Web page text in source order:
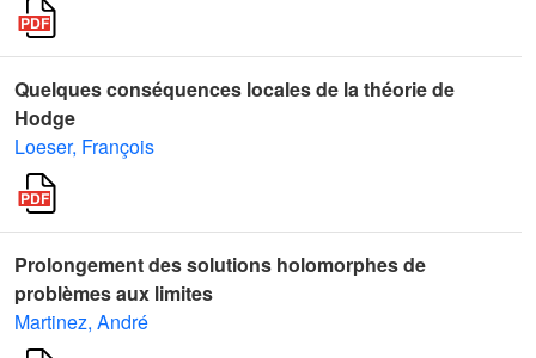
Quelques conséquences locales de la théorie de
Hodge
Loeser, François
Prolongement des solutions holomorphes de
problèmes aux limites
Martinez, André